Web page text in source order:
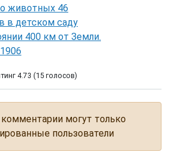
животных 46
в детском саду
400 км от Земли.
4.73 (15 голосов)
могут только
пользователи